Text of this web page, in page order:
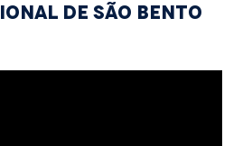
de SÃO BENTO